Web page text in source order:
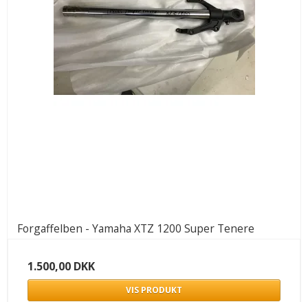
Forgaffelben - Yamaha XTZ 1200 Super Tenere
1.500,00 DKK
VIS PRODUKT